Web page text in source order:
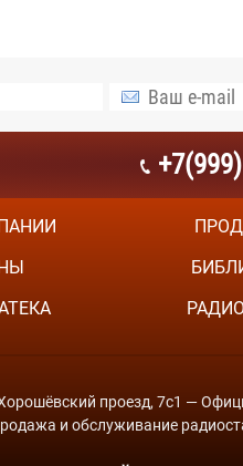
проезд, 7с1 —
и обслуживание